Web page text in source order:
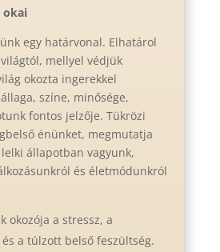
okai
egy határvonal. Elhatárol
mellyel védjük
okozta ingerekkel
színe, minősége,
fontos jelzője. Tükrözi
énünket, megmutatja
állapotban vagyunk,
és életmódunkról
okozója a stressz, a
a túlzott belső feszültség.